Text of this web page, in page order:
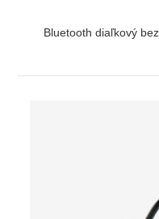
Bluetooth diaľkový